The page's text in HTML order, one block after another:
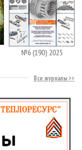
№6 (190) 2025
Все журналы